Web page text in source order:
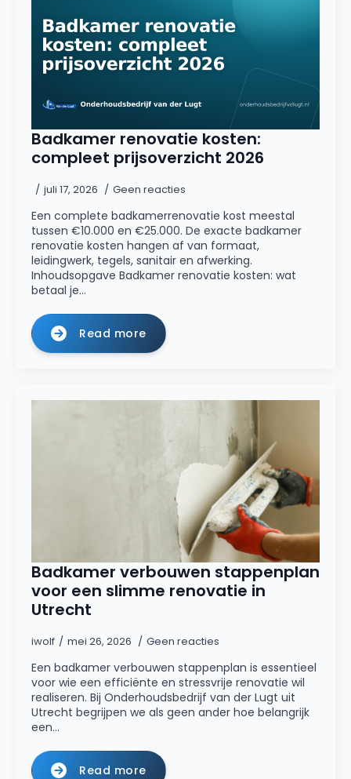
Badkamer renovatie kosten:
compleet prijsoverzicht 2026
juli 17, 2026 Geen reacties
Een complete badkamerrenovatie kost meestal
tussen €10.000 en €25.000. De exacte badkamer
renovatie kosten hangen af van formaat,
leidingwerk, tegels, sanitair en afwerking.
Inhoudsopgave Badkamer renovatie kosten: wat
betaal je…
Read more
Badkamer verbouwen stappenplan
voor een slimme renovatie in
Utrecht
iwolf mei 26, 2026 Geen reacties
Een badkamer verbouwen stappenplan is essentieel
voor wie een efficiënte en stressvrije renovatie wil
realiseren. Bij Onderhoudsbedrijf van der Lugt uit
Utrecht begrijpen we als geen ander hoe belangrijk
een…
Read more